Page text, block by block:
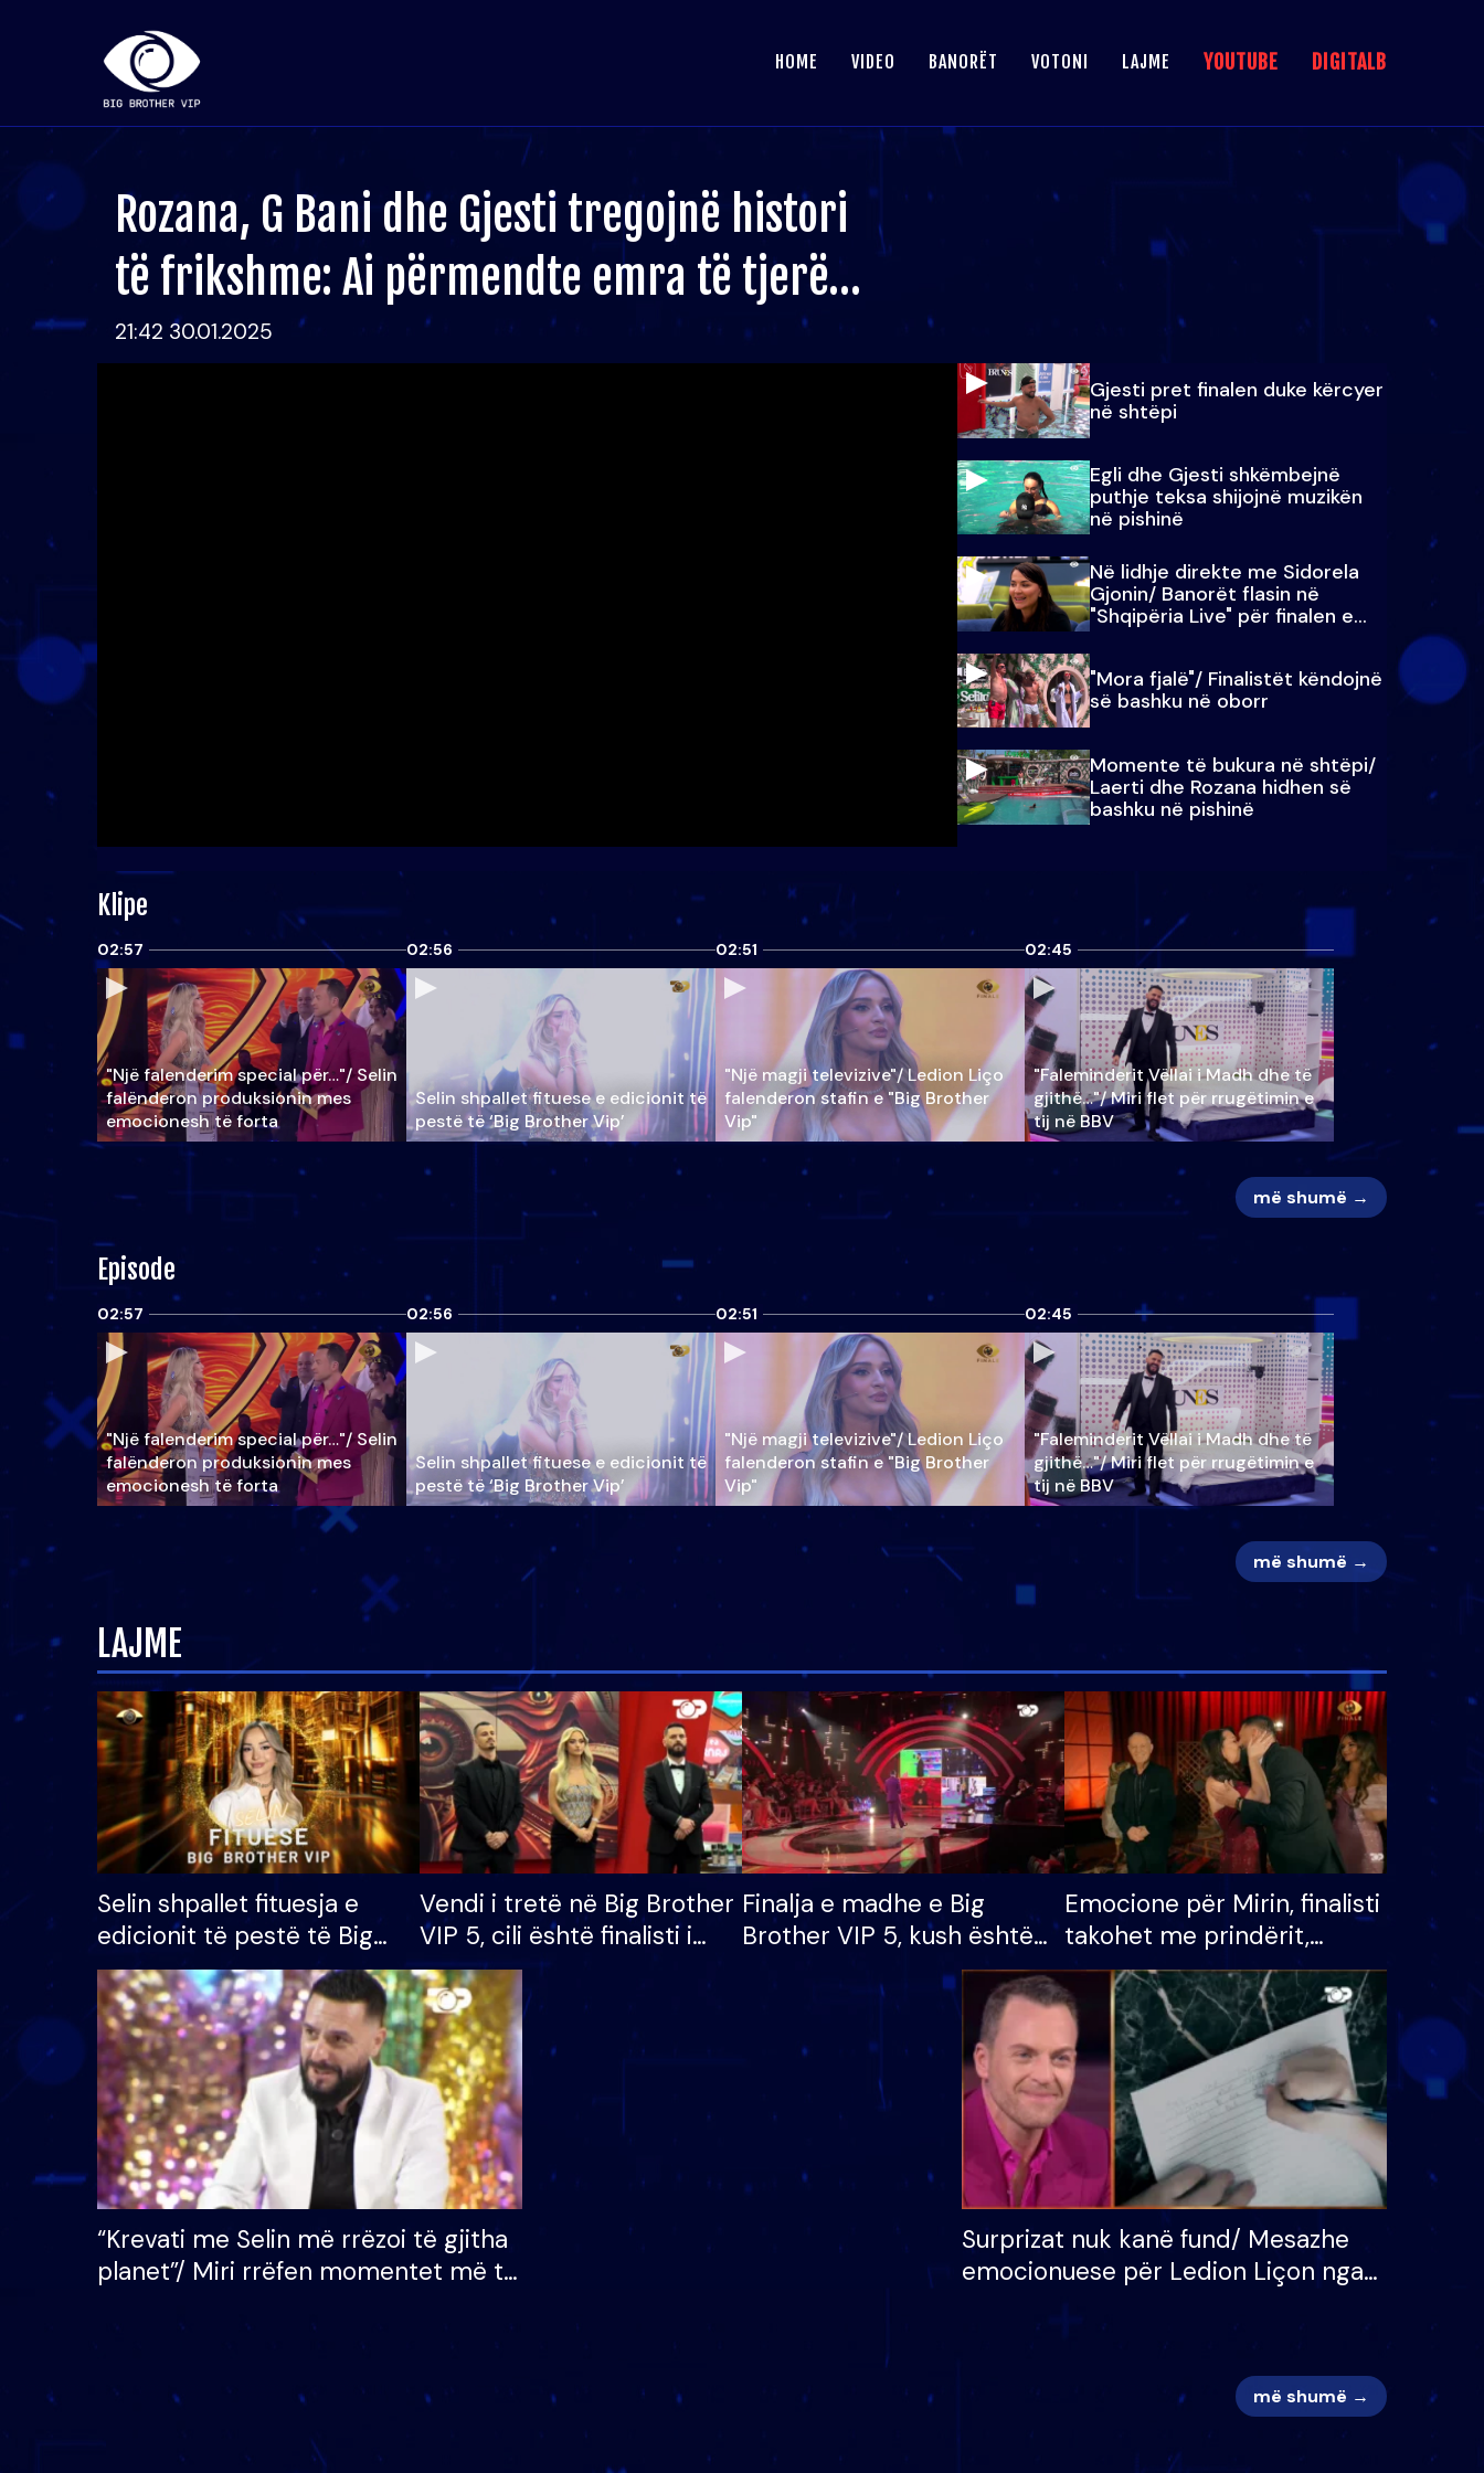
HOME VIDEO BANORËT VOTONI LAJME YOUTUBE DIGITALB
Rozana, G Bani dhe Gjesti tregojnë histori
të frikshme: Ai përmendte emra të tjerë…
21:42 30.01.2025
Gjesti pret finalen duke kërcyer
në shtëpi
Egli dhe Gjesti shkëmbejnë
puthje teksa shijojnë muzikën
në pishinë
Në lidhje direkte me Sidorela
Gjonin/ Banorët flasin në
"Shqipëria Live" për finalen e
madhe
"Mora fjalë"/ Finalistët këndojnë
së bashku në oborr
Momente të bukura në shtëpi/
Laerti dhe Rozana hidhen së
bashku në pishinë
Klipe
02:57
"Një falenderim special për…"/ Selin
falënderon produksionin mes
emocionesh të forta
02:56
Selin shpallet fituese e edicionit të
pestë të ‘Big Brother Vip’
02:51
"Një magji televizive"/ Ledion Liço
falenderon stafin e "Big Brother
Vip"
02:45
"Faleminderit Vëllai i Madh dhe të
gjithë…"/ Miri flet për rrugëtimin e
tij në BBV
më shumë →
Episode
02:57
"Një falenderim special për…"/ Selin
falënderon produksionin mes
emocionesh të forta
02:56
Selin shpallet fituese e edicionit të
pestë të ‘Big Brother Vip’
02:51
"Një magji televizive"/ Ledion Liço
falenderon stafin e "Big Brother
Vip"
02:45
"Faleminderit Vëllai i Madh dhe të
gjithë…"/ Miri flet për rrugëtimin e
tij në BBV
më shumë →
LAJME
Selin shpallet fituesja e
edicionit të pestë të Big
Brother VIP, rrëmben
çmimin e madh prej 100
mijë eurosh
Vendi i tretë në Big Brother
VIP 5, cili është finalisti i
radhës që lë shtëpinë
Finalja e madhe e Big
Brother VIP 5, kush është
banori i parë që lë shtëpinë
dhe humb mundësinë për
të fituar çmimin e madh
Emocione për Mirin, finalisti
takohet me prindërit,
vajzën dhe bashkëshorten:
S’kemi ndonjë letër divorci
apo jo?
“Krevati me Selin më rrëzoi të gjitha
planet”/ Miri rrëfen momentet më të
mungojë zilja e mëngjesit kur…
Surprizat nuk kanë fund/ Mesazhe
emocionuese për Ledion Liçon nga
më shumë →